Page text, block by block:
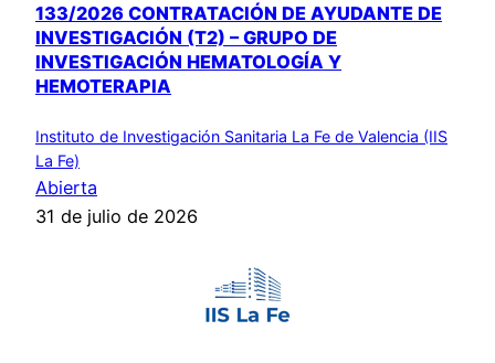
133/2026 CONTRATACIÓN DE AYUDANTE DE
INVESTIGACIÓN (T2) – GRUPO DE
INVESTIGACIÓN HEMATOLOGÍA Y
HEMOTERAPIA
Instituto de Investigación Sanitaria La Fe de Valencia (IIS
La Fe)
Abierta
31 de julio de 2026